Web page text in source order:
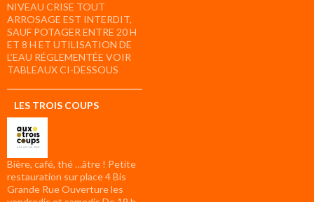
NIVEAU CRISE TOUT
ARROSAGE EST INTERDIT,
SAUF POTAGER ENTRE 20 H
ET 8 H ET UTILISATION DE
L’EAU RÉGLEMENTÉE VOIR
TABLEAUX CI-DESSOUS
LES TROIS COUPS
Bière, café, thé …âtre ! Petite
restauration sur place 4 Bis
Grande Rue Ouverture les